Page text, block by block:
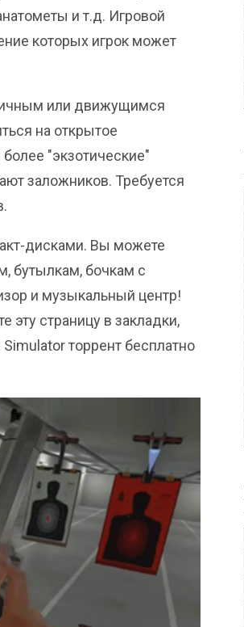
и т.д. Игровой
которых игрок может
или движущимся
на открытое
"экзотические"
заложников. Требуется
дисками. Вы можете
бутылкам, бочкам с
и музыкальный центр!
эту страницу в закладки,
торрент бесплатно